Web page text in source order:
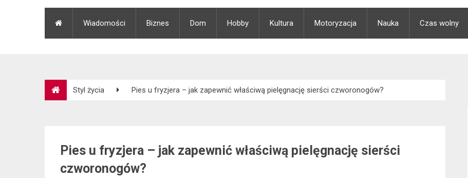
Wiadomości Biznes Dom Hobby Kultura Motoryzacja Nauka Czas wolny
Styl życia Pies u fryzjera – jak zapewnić właściwą pielęgnację sierści czworonogów?
Pies u fryzjera – jak zapewnić właściwą pielęgnację sierści
czworonogów?